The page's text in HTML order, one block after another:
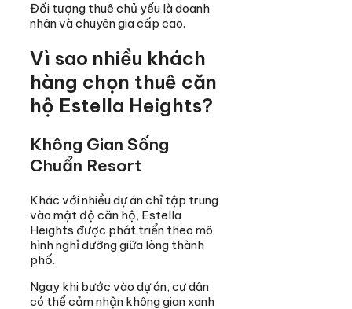
Đối tượng thuê chủ yếu là doanh
nhân và chuyên gia cấp cao.
Vì sao nhiều khách
hàng chọn thuê căn
hộ Estella Heights?
Không Gian Sống
Chuẩn Resort
Khác với nhiều dự án chỉ tập trung
vào mật độ căn hộ, Estella
Heights được phát triển theo mô
hình nghỉ dưỡng giữa lòng thành
phố.
Ngay khi bước vào dự án, cư dân
có thể cảm nhận không gian xanh